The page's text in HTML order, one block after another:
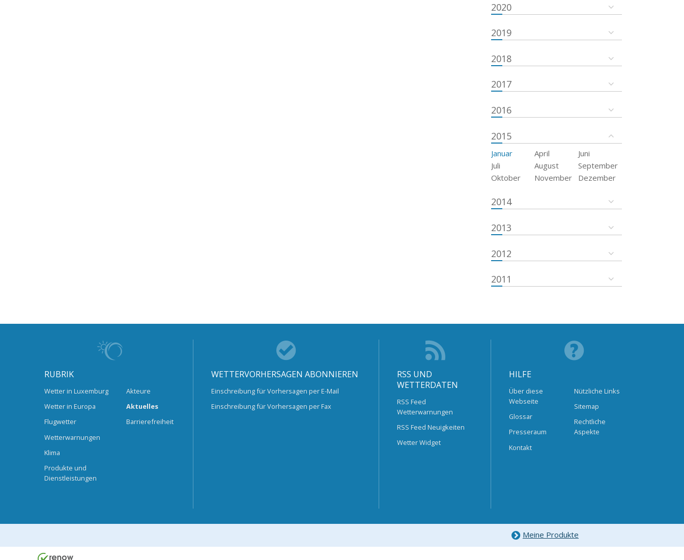
2020
2019
2018
2017
2016
2015
Januar April
Juni
Juli
August
September
Oktober
November Dezember
2014
2013
2012
2011
RUBRIK
Wetter in Luxemburg
Wetter in Europa
Flugwetter
Wetterwarnungen
Klima
Produkte und
Dienstleistungen
Akteure
Aktuelles
Barrierefreiheit
WETTERVORHERSAGEN ABONNIEREN
Einschreibung für Vorhersagen per E-Mail
Einschreibung für Vorhersagen per Fax
RSS UND
WETTERDATEN
RSS Feed
Wetterwarnungen
RSS Feed Neuigkeiten
Wetter Widget
HILFE
Über diese
Webseite
Glossar
Presseraum
Kontakt
Nützliche Links
Sitemap
Rechtliche
Aspekte
Meine Produkte